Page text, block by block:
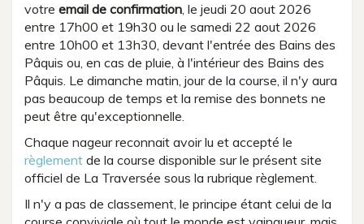
votre email de confirmation, le jeudi 20 aout 2026
entre 17h00 et 19h30 ou le samedi 22 aout 2026
entre 10h00 et 13h30, devant l'entrée des Bains des
Pâquis ou, en cas de pluie, à l'intérieur des Bains des
Pâquis. Le dimanche matin, jour de la course, il n'y aura
pas beaucoup de temps et la remise des bonnets ne
peut être qu'exceptionnelle.
Chaque nageur reconnait avoir lu et accepté le
règlement de la course disponible sur le présent site
officiel de La Traversée sous la rubrique règlement.
Il n'y a pas de classement, le principe étant celui de la